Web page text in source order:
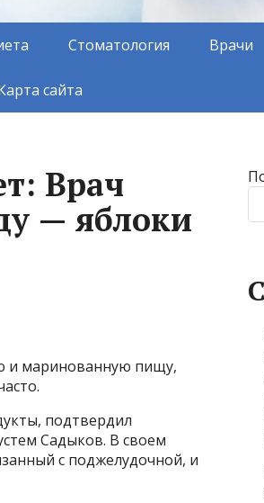
Стоматология Врачи
сайта
Врач
— яблоки
и маринованную пищу,
подтвердил
Садыков. В своем
с поджелудочной, и